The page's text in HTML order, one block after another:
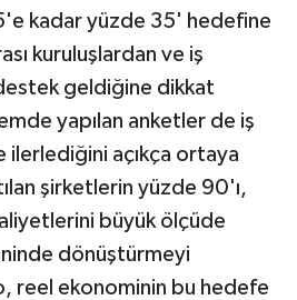
kadar yüzde 35' hedefine
kuruluşlardan ve iş
geldiğine dikkat
yapılan anketler de iş
ilerlediğini açıkça ortaya
şirketlerin yüzde 90'ı,
büyük ölçüde
dönüştürmeyi
reel ekonominin bu hedefe